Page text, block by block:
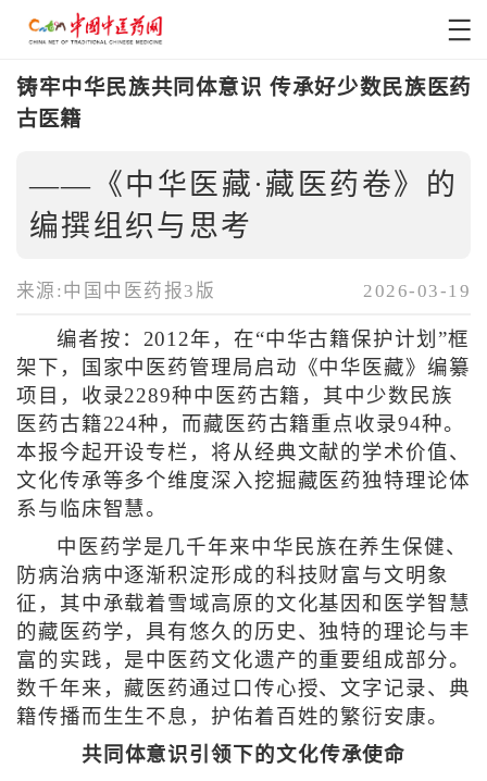
铸牢中华民族共同体意识 传承好少数民族医药
古医籍
——《中华医藏·藏医药卷》的
编撰组织与思考
来源:中国中医药报3版 2026-03-19
编者按：2012年，在“中华古籍保护计划”框
架下，国家中医药管理局启动《中华医藏》编纂
项目，收录2289种中医药古籍，其中少数民族
医药古籍224种，而藏医药古籍重点收录94种。
本报今起开设专栏，将从经典文献的学术价值、
文化传承等多个维度深入挖掘藏医药独特理论体
系与临床智慧。
中医药学是几千年来中华民族在养生保健、
防病治病中逐渐积淀形成的科技财富与文明象
征，其中承载着雪域高原的文化基因和医学智慧
的藏医药学，具有悠久的历史、独特的理论与丰
富的实践，是中医药文化遗产的重要组成部分。
数千年来，藏医药通过口传心授、文字记录、典
籍传播而生生不息，护佑着百姓的繁衍安康。
共同体意识引领下的文化传承使命